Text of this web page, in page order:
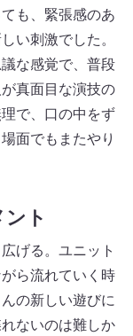
も、緊張感のあ
い刺激でした。
な感覚で、普段
真面目な演技の
で、口の中をず
面でもまたやり
ト
げる。ユニット
ら流れていく時
の新しい遊びに
ないのは難しか